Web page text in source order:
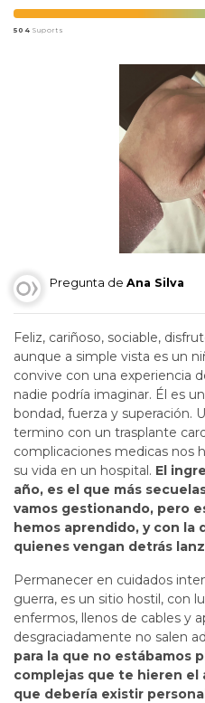
504 Suports
Pregunta de Ana Silva
Feliz, cariñoso, sociable,
aunque a simple vista es un
convive con una experiencia
nadie podría imaginar. Él es
bondad, fuerza y superación.
termino con un trasplante
complicaciones medicas nos
su vida en un hospital. El
año, es el que más
vamos gestionando, pero
hemos aprendido, y con la
quienes vengan detrás
Permanecer en cuidados
guerra, es un sitio hostil, con
enfermos, llenos de cables y
desgraciadamente no salen
para la que no estábamos
complejas que te hieren el
que debería existir